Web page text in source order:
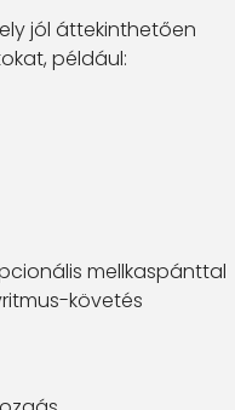
jól áttekinthetően
például:
mellkaspánttal
követés